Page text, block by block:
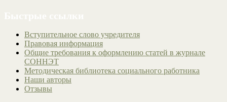
Вступительное слово учредителя
Правовая информация
Общие требования к оформлению статей в журнале
СОННЭТ
Методическая библиотека социального работника
Наши авторы
Отзывы